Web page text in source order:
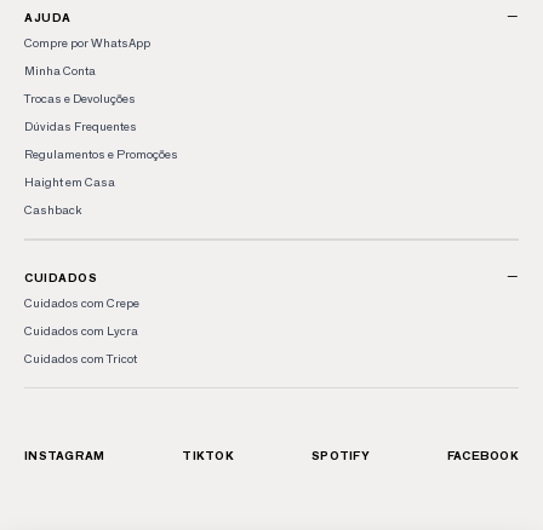
AJUDA −
Compre por WhatsApp
Minha Conta
Trocas e Devoluções
Dúvidas Frequentes
Regulamentos e Promoções
Haight em Casa
Cashback
CUIDADOS −
Cuidados com Crepe
Cuidados com Lycra
Cuidados com Tricot
INSTAGRAM TIKTOK SPOTIFY FACEBOOK